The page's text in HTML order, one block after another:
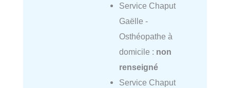
Service Chaput
Gaëlle -
Osthéopathe à
domicile : non
renseigné
Service Chaput